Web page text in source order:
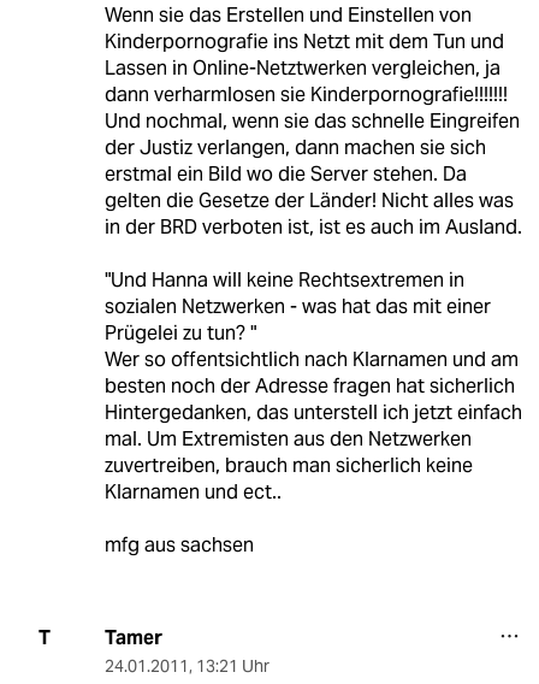
Wenn sie das Erstellen und Einstellen von
Kinderpornografie ins Netzt mit dem Tun und
Lassen in Online-Netztwerken vergleichen, ja
dann verharmlosen sie Kinderpornografie!!!!!!!
Und nochmal, wenn sie das schnelle Eingreifen
der Justiz verlangen, dann machen sie sich
erstmal ein Bild wo die Server stehen. Da
gelten die Gesetze der Länder! Nicht alles was
in der BRD verboten ist, ist es auch im Ausland.
"Und Hanna will keine Rechtsextremen in
sozialen Netzwerken - was hat das mit einer
Prügelei zu tun? "
Wer so offentsichtlich nach Klarnamen und am
besten noch der Adresse fragen hat sicherlich
Hintergedanken, das unterstell ich jetzt einfach
mal. Um Extremisten aus den Netzwerken
zuvertreiben, brauch man sicherlich keine
Klarnamen und ect..
mfg aus sachsen
T Tamer
24.01.2011, 13:21 Uhr